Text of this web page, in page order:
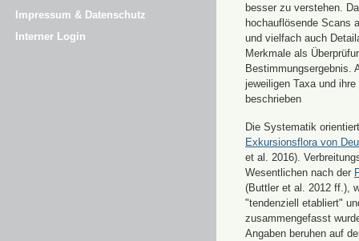
Impressum & Datenschutz
Interner Login
besser zu verstehen.
hochauflösende Scans
und vielfach auch
Merkmale als
Bestimmungsergebnis.
jeweiligen Taxa und
beschrieben
Die Systematik
Exkursionsflora von
et al. 2016).
Wesentlichen nach der
(Buttler et al. 2012 ff.),
"tendenziell etabliert"
zusammengefasst
Angaben beruhen auf